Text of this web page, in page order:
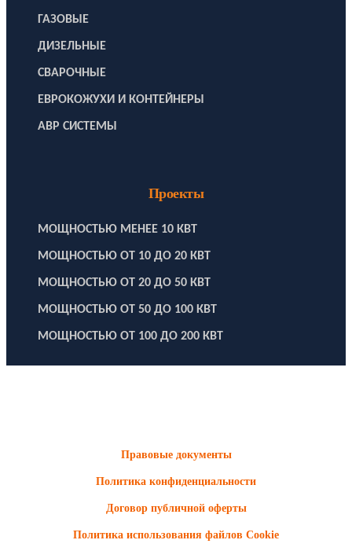
ГАЗОВЫЕ
ДИЗЕЛЬНЫЕ
СВАРОЧНЫЕ
ЕВРОКОЖУХИ И КОНТЕЙНЕРЫ
АВР СИСТЕМЫ
Проекты
МОЩНОСТЬЮ МЕНЕЕ 10 КВТ
МОЩНОСТЬЮ ОТ 10 ДО 20 КВТ
МОЩНОСТЬЮ ОТ 20 ДО 50 КВТ
МОЩНОСТЬЮ ОТ 50 ДО 100 КВТ
МОЩНОСТЬЮ ОТ 100 ДО 200 КВТ
Правовые документы
Политика конфиденциальности
Договор публичной оферты
Политика использования файлов Cookie